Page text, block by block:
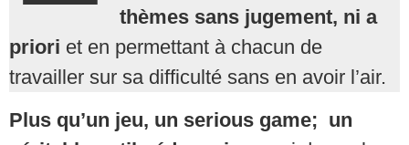
thèmes sans jugement, ni a
priori et en permettant à chacun de
travailler sur sa difficulté sans en avoir l’air.
Plus qu’un jeu, un serious game; un